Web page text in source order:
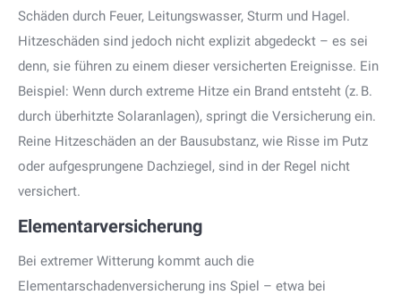
Schäden durch Feuer, Leitungswasser, Sturm und Hagel.
Hitzeschäden sind jedoch nicht explizit abgedeckt – es sei
denn, sie führen zu einem dieser versicherten Ereignisse. Ein
Beispiel: Wenn durch extreme Hitze ein Brand entsteht (z. B.
durch überhitzte Solaranlagen), springt die Versicherung ein.
Reine Hitzeschäden an der Bausubstanz, wie Risse im Putz
oder aufgesprungene Dachziegel, sind in der Regel nicht
versichert.
Elementarversicherung
Bei extremer Witterung kommt auch die
Elementarschadenversicherung ins Spiel – etwa bei